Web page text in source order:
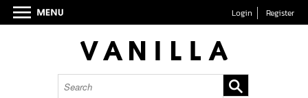
Login Register